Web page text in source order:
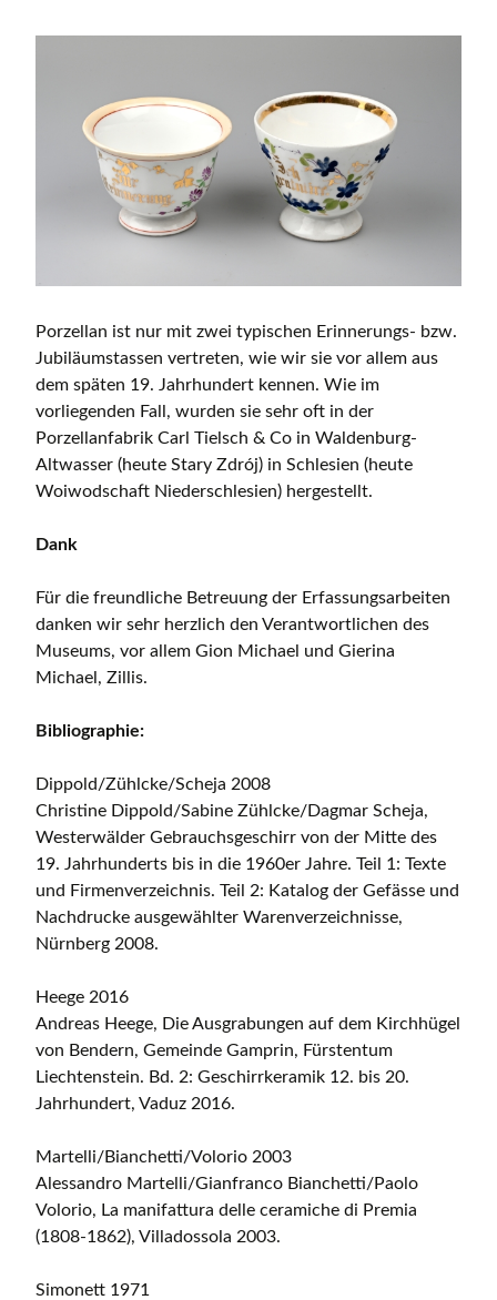
Porzellan ist nur mit zwei typischen Erinnerungs- bzw.
Jubiläumstassen vertreten, wie wir sie vor allem aus
dem späten 19. Jahrhundert kennen. Wie im
vorliegenden Fall, wurden sie sehr oft in der
Porzellanfabrik Carl Tielsch & Co in Waldenburg-
Altwasser (heute Stary Zdrój) in Schlesien (heute
Woiwodschaft Niederschlesien) hergestellt.
Dank
Für die freundliche Betreuung der Erfassungsarbeiten
danken wir sehr herzlich den Verantwortlichen des
Museums, vor allem Gion Michael und Gierina
Michael, Zillis.
Bibliographie:
Dippold/Zühlcke/Scheja 2008
Christine Dippold/Sabine Zühlcke/Dagmar Scheja,
Westerwälder Gebrauchsgeschirr von der Mitte des
19. Jahrhunderts bis in die 1960er Jahre. Teil 1: Texte
und Firmenverzeichnis. Teil 2: Katalog der Gefässe und
Nachdrucke ausgewählter Warenverzeichnisse,
Nürnberg 2008.
Heege 2016
Andreas Heege, Die Ausgrabungen auf dem Kirchhügel
von Bendern, Gemeinde Gamprin, Fürstentum
Liechtenstein. Bd. 2: Geschirrkeramik 12. bis 20.
Jahrhundert, Vaduz 2016.
Martelli/Bianchetti/Volorio 2003
Alessandro Martelli/Gianfranco Bianchetti/Paolo
Volorio, La manifattura delle ceramiche di Premia
(1808-1862), Villadossola 2003.
Simonett 1971